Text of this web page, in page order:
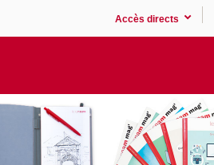
Accès directs